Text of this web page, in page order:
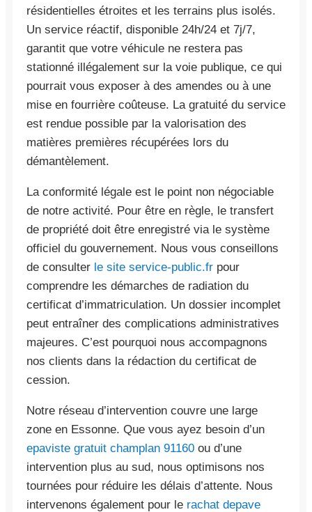
résidentielles étroites et les terrains plus isolés.
Un service réactif, disponible 24h/24 et 7j/7,
garantit que votre véhicule ne restera pas
stationné illégalement sur la voie publique, ce qui
pourrait vous exposer à des amendes ou à une
mise en fourrière coûteuse. La gratuité du service
est rendue possible par la valorisation des
matières premières récupérées lors du
démantèlement.
La conformité légale est le point non négociable
de notre activité. Pour être en règle, le transfert
de propriété doit être enregistré via le système
officiel du gouvernement. Nous vous conseillons
de consulter le site service-public.fr pour
comprendre les démarches de radiation du
certificat d’immatriculation. Un dossier incomplet
peut entraîner des complications administratives
majeures. C’est pourquoi nous accompagnons
nos clients dans la rédaction du certificat de
cession.
Notre réseau d’intervention couvre une large
zone en Essonne. Que vous ayez besoin d’un
epaviste gratuit champlan 91160 ou d’une
intervention plus au sud, nous optimisons nos
tournées pour réduire les délais d’attente. Nous
intervenons également pour le rachat depave